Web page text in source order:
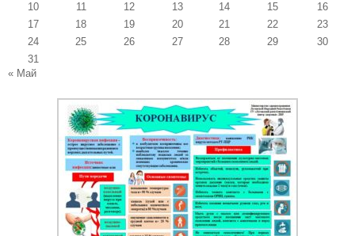
10
11 12 13 14 15
16
17
18 19 20 21 22
23
24
25 26 27 28 29
30
31
« Май